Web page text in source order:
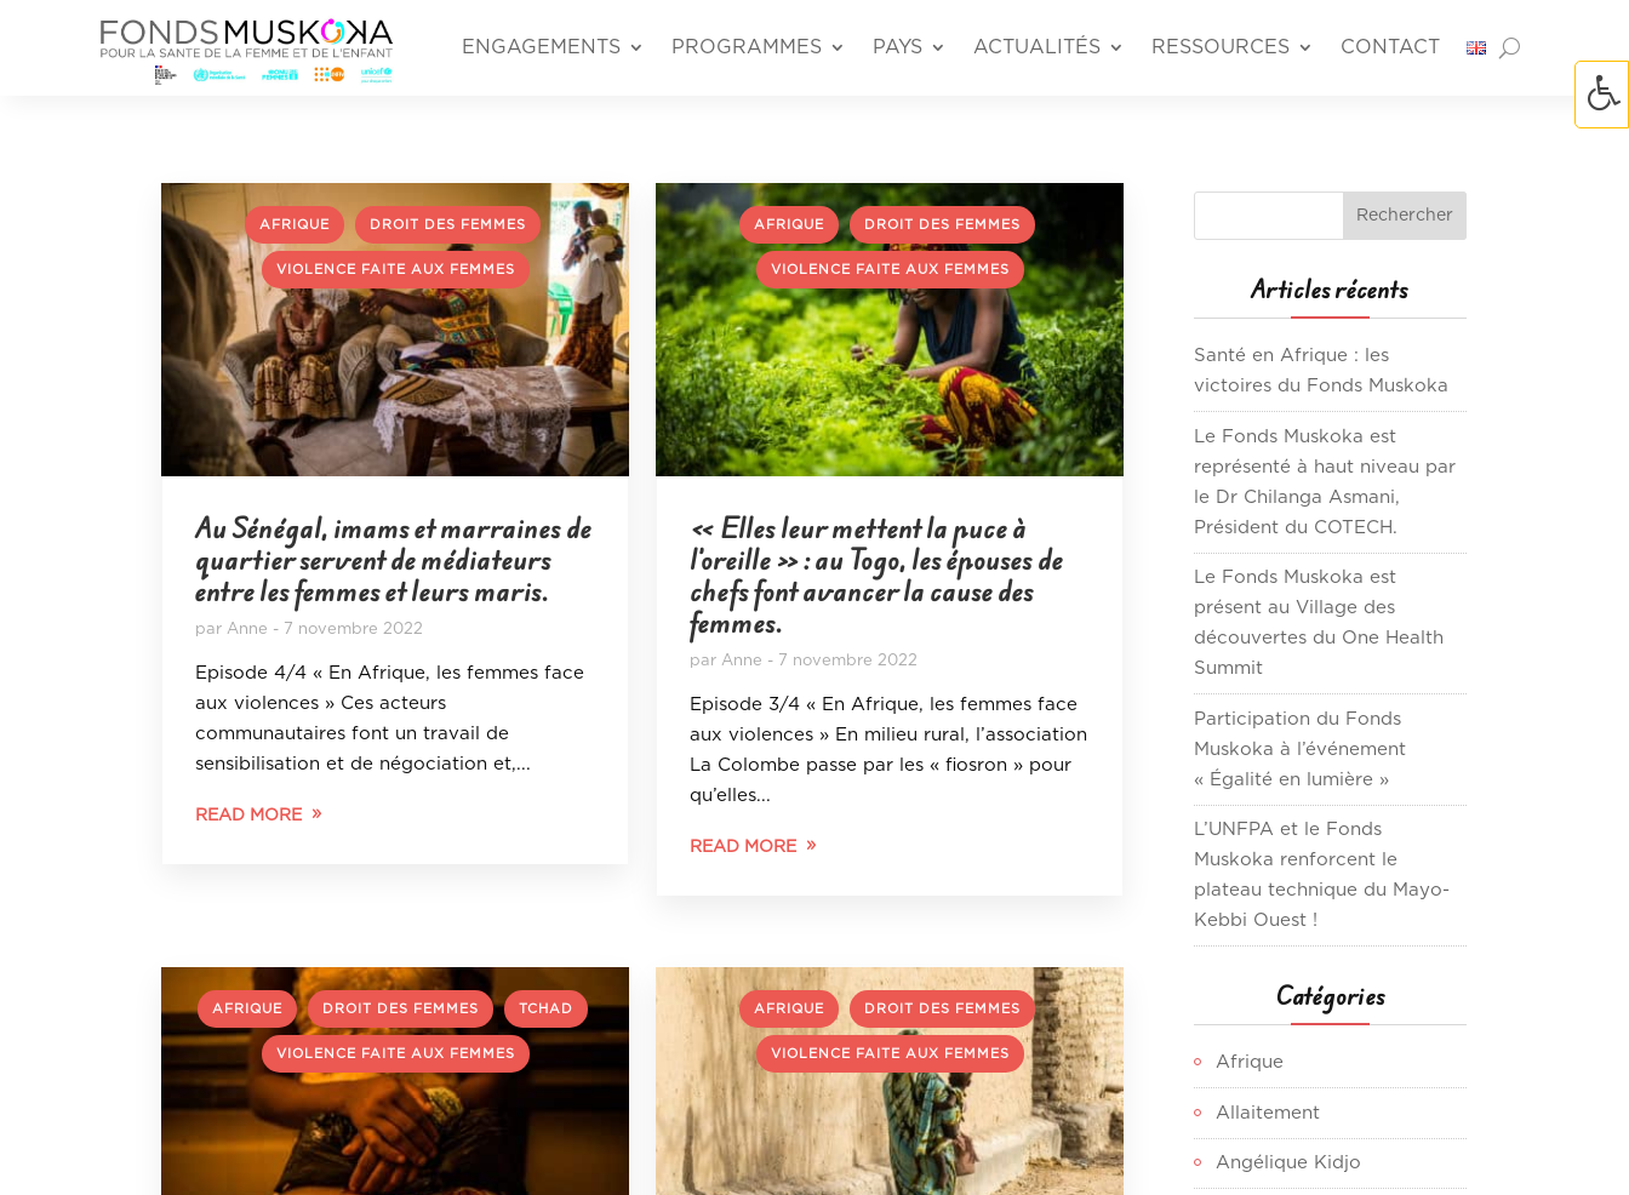
ENGAGEMENTS PROGRAMMES PAYS ACTUALITÉS RESSOURCES CONTACT
AFRIQUE , DROIT DES FEMMES
VIOLENCE FAITE AUX FEMMES
Au Sénégal, imams et marraines de
quartier servent de médiateurs
entre les femmes et leurs maris.
parAnne 7 novembre 2022
Episode 4/4 « En Afrique, les femmes face
aux violences » Ces acteurs
communautaires font un travail de
sensibilisation et de négociation et,...
READ MORE
AFRIQUE , DROIT DES FEMMES
VIOLENCE FAITE AUX FEMMES
« Elles leur mettent la puce à
l’oreille » : au Togo, les épouses de
chefs font avancer la cause des
femmes.
parAnne 7 novembre 2022
Episode 3/4 « En Afrique, les femmes face
aux violences » En milieu rural, l’association
La Colombe passe par les « fiosron » pour
qu’elles...
READ MORE
AFRIQUE , DROIT DES FEMMES , TCHAD ,
VIOLENCE FAITE AUX FEMMES
AFRIQUE , DROIT DES FEMMES ,
VIOLENCE FAITE AUX FEMMES
Articles récents
Santé en Afrique : les
victoires du Fonds Muskoka
Le Fonds Muskoka est
représenté à haut niveau par
le Dr Chilanga Asmani,
Président du COTECH.
Le Fonds Muskoka est
présent au Village des
découvertes du One Health
Summit
Participation du Fonds
Muskoka à l’événement
« Égalité en lumière »
L’UNFPA et le Fonds
Muskoka renforcent le
plateau technique du Mayo-
Kebbi Ouest !
Catégories
Afrique
Allaitement
Angélique Kidjo